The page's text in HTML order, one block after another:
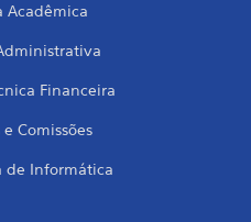
Acadêmica
Financeira
Comissões
de Informática